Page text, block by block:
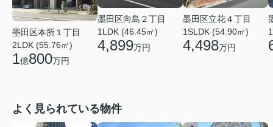
墨田区本所１丁目
2LDK (55.76㎡)
1億800万円
墨田区向島２丁目
1LDK (46.45㎡)
4,899万円
墨田区立花４丁目
1SLDK (54.90㎡)
4,498万円
よく見られている物件